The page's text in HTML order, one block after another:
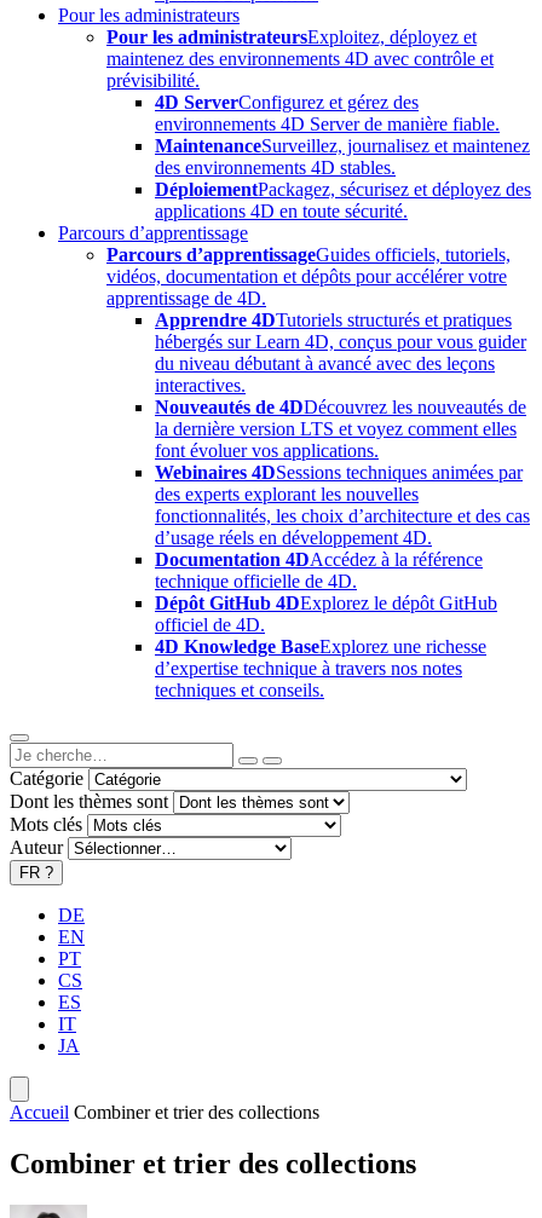
Pour les administrateurs
Pour les administrateursExploitez, déployez et
maintenez des environnements 4D avec contrôle et
prévisibilité.
4D ServerConfigurez et gérez des
environnements 4D Server de manière fiable.
MaintenanceSurveillez, journalisez et maintenez
des environnements 4D stables.
DéploiementPackagez, sécurisez et déployez des
applications 4D en toute sécurité.
Parcours d’apprentissage
Parcours d’apprentissageGuides officiels, tutoriels,
vidéos, documentation et dépôts pour accélérer votre
apprentissage de 4D.
Apprendre 4DTutoriels structurés et pratiques
hébergés sur Learn 4D, conçus pour vous guider
du niveau débutant à avancé avec des leçons
interactives.
Nouveautés de 4DDécouvrez les nouveautés de
la dernière version LTS et voyez comment elles
font évoluer vos applications.
Webinaires 4DSessions techniques animées par
des experts explorant les nouvelles
fonctionnalités, les choix d’architecture et des cas
d’usage réels en développement 4D.
Documentation 4DAccédez à la référence
technique officielle de 4D.
Dépôt GitHub 4DExplorez le dépôt GitHub
officiel de 4D.
4D Knowledge BaseExplorez une richesse
d’expertise technique à travers nos notes
techniques et conseils.
Catégorie
Dont les thèmes sont
Mots clés
Auteur
FR ?
DE
EN
PT
CS
ES
IT
JA
Accueil Combiner et trier des collections
Combiner et trier des collections